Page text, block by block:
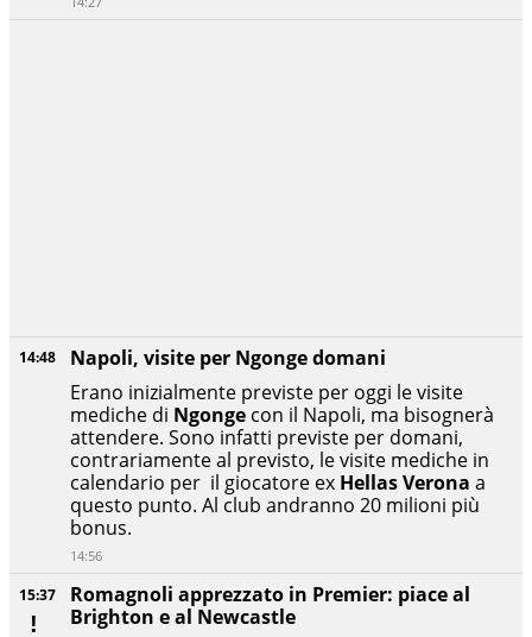
15:37
Romagnoli apprezzato in Premier: piace al
Brighton e al Newcastle
14:48
Napoli, visite per Ngonge domani
Erano inizialmente previste per oggi le visite
mediche di Ngonge con il Napoli, ma bisognerà
attendere. Sono infatti previste per domani,
contrariamente al previsto, le visite mediche in
calendario per il giocatore ex Hellas Verona a
questo punto. Al club andranno 20 milioni più
bonus.
14:56